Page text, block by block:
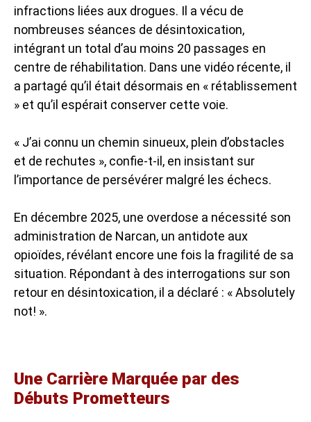
infractions liées aux drogues. Il a vécu de
nombreuses séances de désintoxication,
intégrant un total d’au moins 20 passages en
centre de réhabilitation. Dans une vidéo récente, il
a partagé qu’il était désormais en « rétablissement
» et qu’il espérait conserver cette voie.
« J’ai connu un chemin sinueux, plein d’obstacles
et de rechutes », confie-t-il, en insistant sur
l’importance de persévérer malgré les échecs.
En décembre 2025, une overdose a nécessité son
administration de Narcan, un antidote aux
opioïdes, révélant encore une fois la fragilité de sa
situation. Répondant à des interrogations sur son
retour en désintoxication, il a déclaré : « Absolutely
not! ».
Une Carrière Marquée par des
Débuts Prometteurs